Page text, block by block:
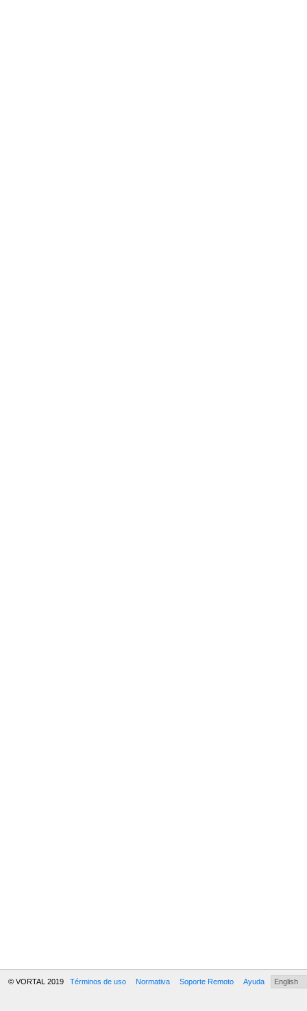
© VORTAL 2019 Términos de uso Normativa Soporte Remoto Ayuda